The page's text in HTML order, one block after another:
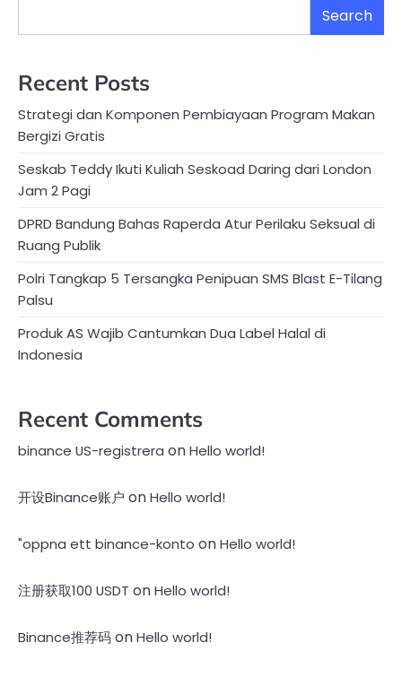
Search
Recent Posts
Strategi dan Komponen Pembiayaan Program Makan
Bergizi Gratis
Seskab Teddy Ikuti Kuliah Seskoad Daring dari London
Jam 2 Pagi
DPRD Bandung Bahas Raperda Atur Perilaku Seksual di
Ruang Publik
Polri Tangkap 5 Tersangka Penipuan SMS Blast E-Tilang
Palsu
Produk AS Wajib Cantumkan Dua Label Halal di
Indonesia
Recent Comments
binance US-registrera onHello world!
开设Binance账户 onHello world!
"oppna ett binance-konto onHello world!
注册获取100 USDT onHello world!
Binance推荐码onHello world!